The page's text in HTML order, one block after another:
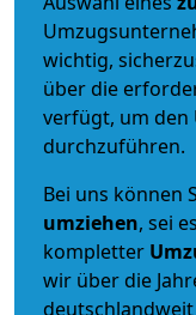
wichtig,
über die
verfügt, um den
durchzuführen.
Bei uns können
umziehen, sei
kompletter
wir über die